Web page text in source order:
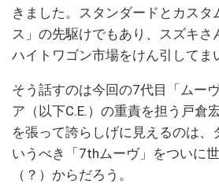
きました。スタンダードとカスタ
ス」の先駆けでもあり、スズキさ
ハイトワゴン市場をけん引してま
そう話すのは今回の7代目「ムー
ア（以下C.E.）の重責を担う戸倉
を張って誇らしげに見えるのは、
いうべき「7thムーヴ」をついに
（？）からだろう。